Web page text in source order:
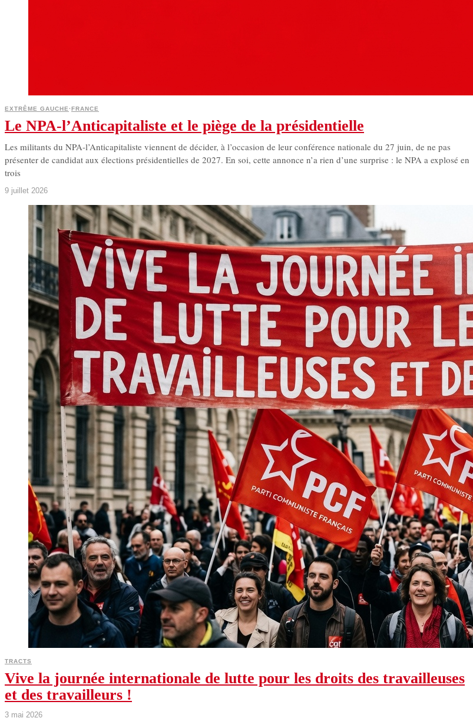
EXTRÊME GAUCHE·FRANCE
Le NPA-l’Anticapitaliste et le piège de la présidentielle
Les militants du NPA-l’Anticapitaliste viennent de décider, à l’occasion de leur conférence nationale du 27 juin, de ne pas
présenter de candidat aux élections présidentielles de 2027. En soi, cette annonce n’a rien d’une surprise : le NPA a explosé en
trois
9 juillet 2026
TRACTS
Vive la journée internationale de lutte pour les droits des travailleuses
et des travailleurs !
3 mai 2026